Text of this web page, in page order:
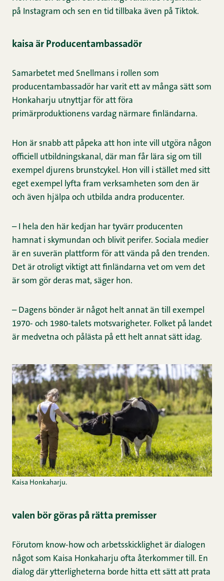
på Instagram och sen en tid tillbaka även på Tiktok.
kaisa är Producentambassadör
Samarbetet med Snellmans i rollen som
producentambassadör har varit ett av många sätt som
Honkaharju utnyttjar för att föra
primärproduktionens vardag närmare finländarna.
Hon är snabb att påpeka att hon inte vill utgöra någon
officiell utbildningskanal, där man får lära sig om till
exempel djurens brunstcykel. Hon vill i stället med sitt
eget exempel lyfta fram verksamheten som den är
och även hjälpa och utbilda andra producenter.
– I hela den här kedjan har tyvärr producenten
hamnat i skymundan och blivit perifer. Sociala medier
är en suverän plattform för att vända på den trenden.
Det är otroligt viktigt att finländarna vet om vem det
är som gör deras mat, säger hon.
– Dagens bönder är något helt annat än till exempel
1970- och 1980-talets motsvarigheter. Folket på landet
är medvetna och pålästa på ett helt annat sätt idag.
Kaisa Honkaharju.
valen bör göras på rätta premisser
Förutom know-how och arbetsskicklighet är dialogen
något som Kaisa Honkaharju ofta återkommer till. En
dialog där ytterligheterna borde hitta ett sätt att prata